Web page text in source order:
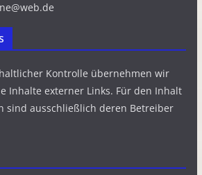
Kontrolle übernehmen wir
Inhalte externer Links. Für den Inhalt
sind ausschließlich deren Betreiber